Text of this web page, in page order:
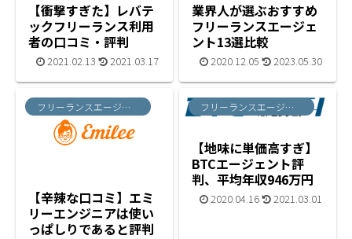
【衝撃すぎた】レバテ
ックフリーランス利用
者の口コミ・評判
2021.02.13 2021.03.17
業界人が選ぶおすすめ
フリーランスエージェ
ント13選比較
2020.12.05 2023.05.30
フリーランスエージェント
【辛辣な口コミ】エミ
リーエンジニアは使い
っぱしりであると評判
フリーランスエージェント
【地味に単価高すぎ】
BTCエージェント評
判、平均年収946万円
2020.04.16 2021.03.01